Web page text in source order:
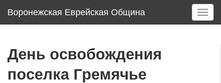
Воронежская Еврейская Община
T
o
День освобождения
поселка Гремячье